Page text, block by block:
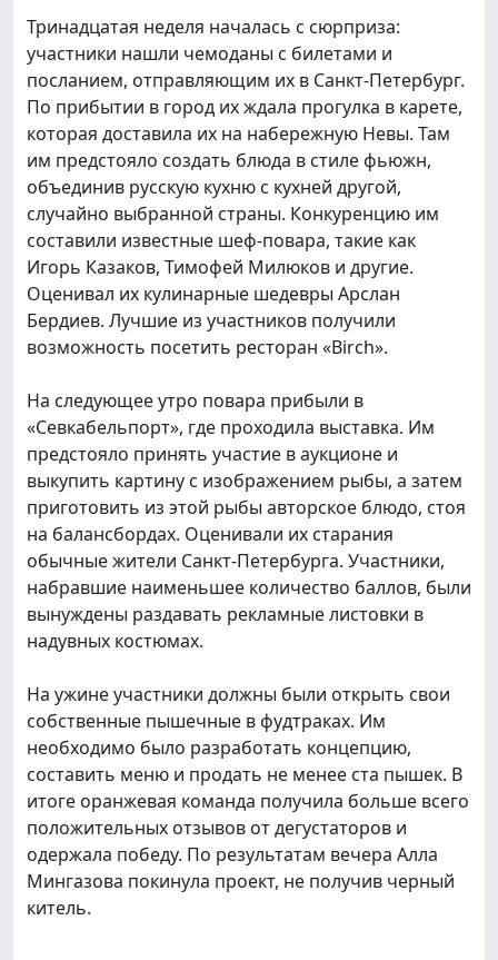
Тринадцатая неделя началась с сюрприза:
участники нашли чемоданы с билетами и
посланием, отправляющим их в Санкт-Петербург.
По прибытии в город их ждала прогулка в карете,
которая доставила их на набережную Невы. Там
им предстояло создать блюда в стиле фьюжн,
объединив русскую кухню с кухней другой,
случайно выбранной страны. Конкуренцию им
составили известные шеф-повара, такие как
Игорь Казаков, Тимофей Милюков и другие.
Оценивал их кулинарные шедевры Арслан
Бердиев. Лучшие из участников получили
возможность посетить ресторан «Birch».
На следующее утро повара прибыли в
«Севкабельпорт», где проходила выставка. Им
предстояло принять участие в аукционе и
выкупить картину с изображением рыбы, а затем
приготовить из этой рыбы авторское блюдо, стоя
на балансбордах. Оценивали их старания
обычные жители Санкт-Петербурга. Участники,
набравшие наименьшее количество баллов, были
вынуждены раздавать рекламные листовки в
надувных костюмах.
На ужине участники должны были открыть свои
собственные пышечные в фудтраках. Им
необходимо было разработать концепцию,
составить меню и продать не менее ста пышек. В
итоге оранжевая команда получила больше всего
положительных отзывов от дегустаторов и
одержала победу. По результатам вечера Алла
Мингазова покинула проект, не получив черный
китель.